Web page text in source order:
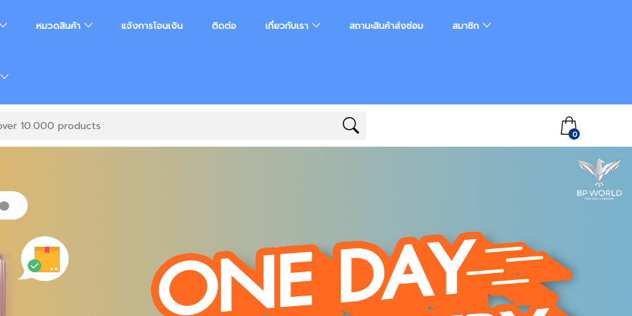
หมวดสินค้า แจ้งการโอนเงิน ติดต่อ เกี่ยวกับเรา สถานะสินค้าส่งซ่อม สมาชิก
0